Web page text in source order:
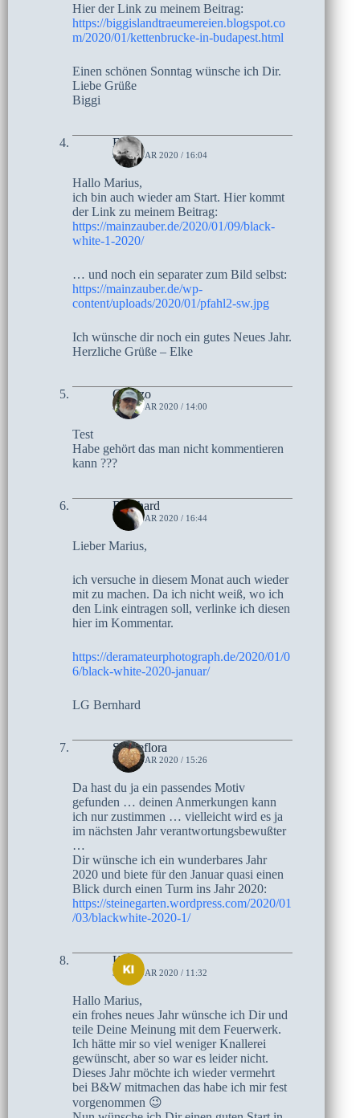
Hier der Link zu meinem Beitrag:
https://biggislandtraeumereien.blogspot.co
m/2020/01/kettenbrucke-in-budapest.html
Einen schönen Sonntag wünsche ich Dir.
Liebe Grüße
Biggi
Elke
9. JANUAR 2020 / 16:04
Hallo Marius,
ich bin auch wieder am Start. Hier kommt
der Link zu meinem Beitrag:
https://mainzauber.de/2020/01/09/black-
white-1-2020/
… und noch ein separater zum Bild selbst:
https://mainzauber.de/wp-
content/uploads/2020/01/pfahl2-sw.jpg
Ich wünsche dir noch ein gutes Neues Jahr.
Herzliche Grüße – Elke
Czoczo
9. JANUAR 2020 / 14:00
Test
Habe gehört das man nicht kommentieren
kann ???
Bernhard
6. JANUAR 2020 / 16:44
Lieber Marius,
ich versuche in diesem Monat auch wieder
mit zu machen. Da ich nicht weiß, wo ich
den Link eintragen soll, verlinke ich diesen
hier im Kommentar.
https://deramateurphotograph.de/2020/01/0
6/black-white-2020-januar/
LG Bernhard
Steineflora
3. JANUAR 2020 / 15:26
Da hast du ja ein passendes Motiv
gefunden … deinen Anmerkungen kann
ich nur zustimmen … vielleicht wird es ja
im nächsten Jahr verantwortungsbewußter
…
Dir wünsche ich ein wunderbares Jahr
2020 und biete für den Januar quasi einen
Blick durch einen Turm ins Jahr 2020:
https://steinegarten.wordpress.com/2020/01
/03/blackwhite-2020-1/
Kirsi
3. JANUAR 2020 / 11:32
Hallo Marius,
ein frohes neues Jahr wünsche ich Dir und
teile Deine Meinung mit dem Feuerwerk.
Ich hätte mir so viel weniger Knallerei
gewünscht, aber so war es leider nicht.
Dieses Jahr möchte ich wieder vermehrt
bei B&W mitmachen das habe ich mir fest
vorgenommen 😉